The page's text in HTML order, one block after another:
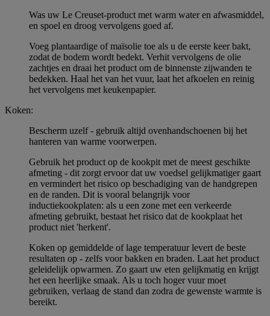
Was uw Le Creuset-product met warm water en afwasmiddel,
en spoel en droog vervolgens goed af.
Voeg plantaardige of maïsolie toe als u de eerste keer bakt,
zodat de bodem wordt bedekt. Verhit vervolgens de olie
zachtjes en draai het product om de binnenste zijwanden te
bedekken. Haal het van het vuur, laat het afkoelen en reinig
het vervolgens met keukenpapier.
Koken:
Bescherm uzelf - gebruik altijd ovenhandschoenen bij het
hanteren van warme voorwerpen.
Gebruik het product op de kookpit met de meest geschikte
afmeting - dit zorgt ervoor dat uw voedsel gelijkmatiger gaart
en vermindert het risico op beschadiging van de handgrepen
en de randen. Dit is vooral belangrijk voor
inductiekookplaten: als u een zone met een verkeerde
afmeting gebruikt, bestaat het risico dat de kookplaat het
product niet 'herkent'.
Koken op gemiddelde of lage temperatuur levert de beste
resultaten op - zelfs voor bakken en braden. Laat het product
geleidelijk opwarmen. Zo gaart uw eten gelijkmatig en krijgt
het een heerlijke smaak. Als u toch hoger vuur moet
gebruiken, verlaag de stand dan zodra de gewenste warmte is
bereikt.